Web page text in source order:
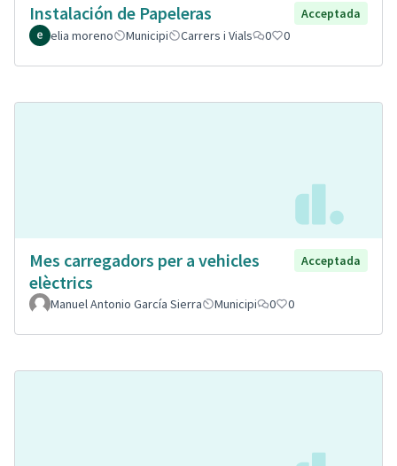
Instalación de Papeleras
Acceptada
elia moreno
Municipi Carrers i Vials 0 0
Mes carregadors per a vehicles
elèctrics
Acceptada
Manuel Antonio García Sierra Municipi 0 0